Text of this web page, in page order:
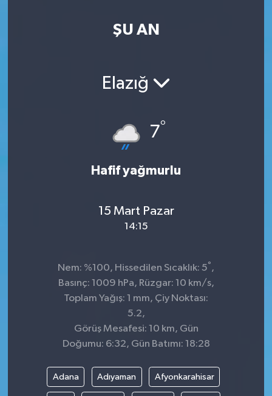
ŞU AN
Elazığ
7°
Hafif yağmurlu
15 Mart Pazar
14:15
Nem: %100, Hissedilen Sıcaklık: 5° ,
Basınç: 1009 hPa, Rüzgar: 10 km/s,
Toplam Yağış: 1 mm, Çiy Noktası:
5.2,
Görüş Mesafesi: 10 km, Gün
Doğumu: 6:32, Gün Batımı: 18:28
Adana Adıyaman Afyonkarahisar
Son Dakika Haberleri